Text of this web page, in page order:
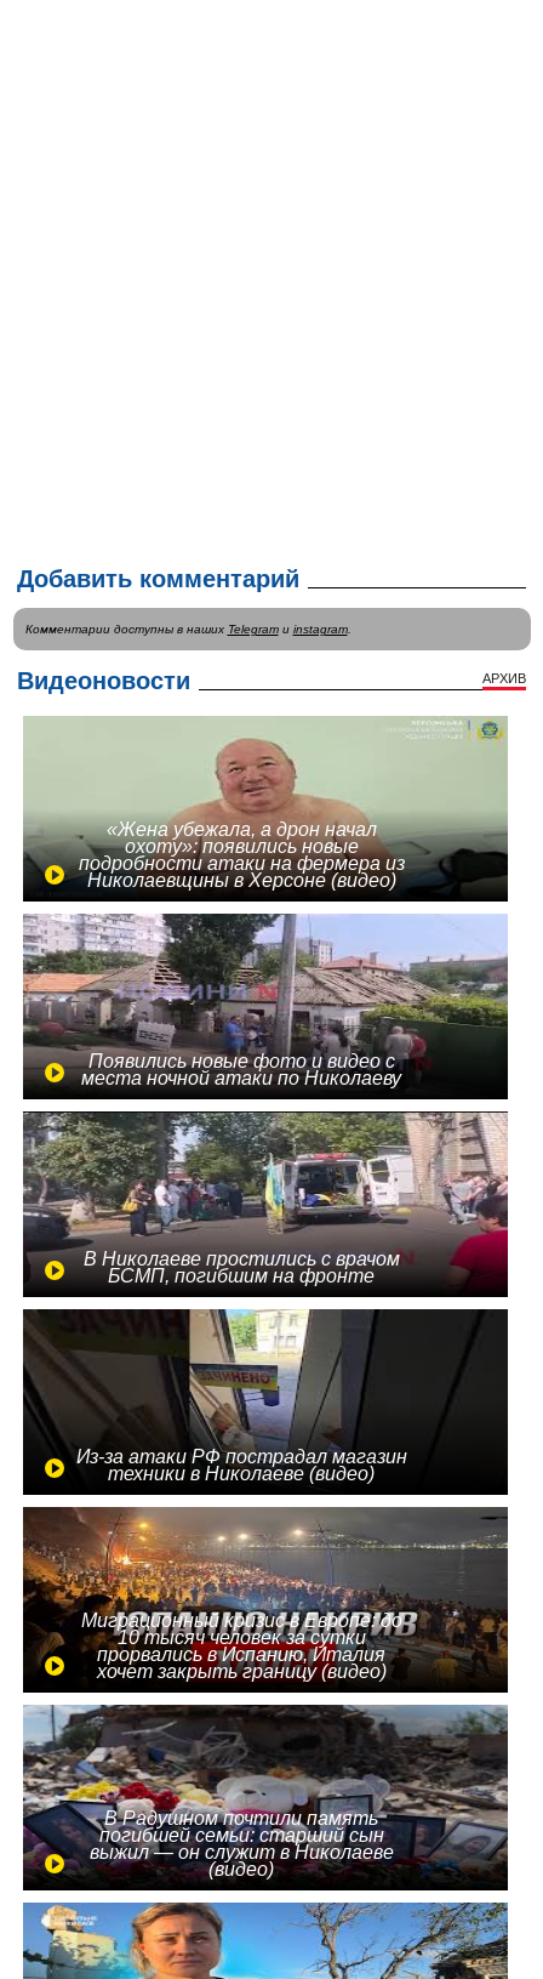
Добавить комментарий
Комментарии доступны в наших Telegramи instagram.
Видеоновости АРХИВ
«Жена убежала, а дрон начал
охоту»: появились новые
подробности атаки на фермера из
Николаевщины в Херсоне (видео)
Появились новые фото и видео с
места ночной атаки по Николаеву
В Николаеве простились с врачом
БСМП, погибшим на фронте
Из-за атаки РФ пострадал магазин
техники в Николаеве (видео)
Миграционный кризис в Европе: до
10 тысяч человек за сутки
прорвались в Испанию, Италия
хочет закрыть границу (видео)
В Радушном почтили память
погибшей семьи: старший сын
выжил — он служит в Николаеве
(видео)